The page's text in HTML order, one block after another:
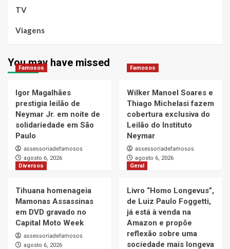
TV
Viagens
You may have missed
Famosos
Igor Magalhães
prestigia leilão de
Neymar Jr. em noite de
solidariedade em São
Paulo
assessoriadefamosos
agosto 6, 2026
Famosos
Wilker Manoel Soares e
Thiago Michelasi fazem
cobertura exclusiva do
Leilão do Instituto
Neymar
assessoriadefamosos
agosto 6, 2026
Diversos
Tihuana homenageia
Mamonas Assassinas
em DVD gravado no
Capital Moto Week
assessoriadefamosos
agosto 6, 2026
Geral
Livro “Homo Longevus”,
de Luiz Paulo Foggetti,
já está à venda na
Amazon e propõe
reflexão sobre uma
sociedade mais longeva